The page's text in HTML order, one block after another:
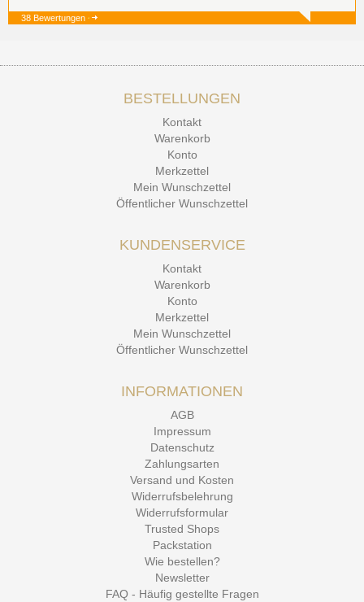
▼
38 Bewertungen
BESTELLUNGEN
Kontakt
Warenkorb
Konto
Merkzettel
Mein Wunschzettel
Öffentlicher Wunschzettel
KUNDENSERVICE
Kontakt
Warenkorb
Konto
Merkzettel
Mein Wunschzettel
Öffentlicher Wunschzettel
INFORMATIONEN
AGB
Impressum
Datenschutz
Zahlungsarten
Versand und Kosten
Widerrufsbelehrung
Widerrufsformular
Trusted Shops
Packstation
Wie bestellen?
Newsletter
FAQ - Häufig gestellte Fragen